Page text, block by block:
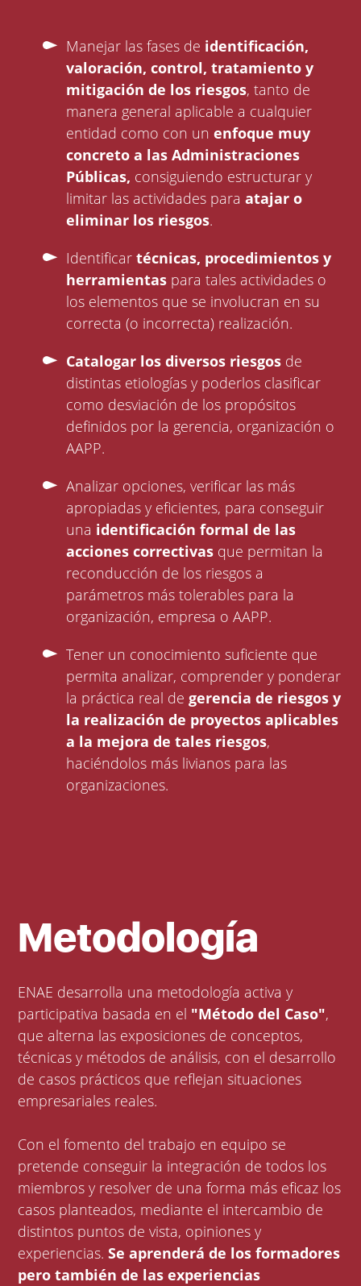
Manejar las fases de identificación,
valoración, control, tratamiento y
mitigación de los riesgos, tanto de
manera general aplicable a cualquier
entidad como con unenfoque muy
concreto a las Administraciones
Públicas, consiguiendo estructurar y
limitar las actividades paraatajar o
eliminar los riesgos.
Identificartécnicas, procedimientos y
herramientas para tales actividades o
los elementos que se involucran en su
correcta (o incorrecta) realización.
Catalogar los diversos riesgos de
distintas etiologías y poderlos clasificar
como desviación de los propósitos
definidos por la gerencia, organización o
AAPP.
Analizar opciones, verificar las más
apropiadas y eficientes, para conseguir
una identificación formal de las
acciones correctivas que permitan la
reconducción de los riesgos a
parámetros más tolerables para la
organización, empresa o AAPP.
Tener un conocimiento suficiente que
permita analizar, comprender y ponderar
la práctica real degerencia de riesgos y
la realización de proyectos aplicables
a la mejora de tales riesgos,
haciéndolos más livianos para las
organizaciones.
Metodología
ENAE desarrolla una metodología activa y
participativa basada en el "Método del Caso",
que alterna las exposiciones de conceptos,
técnicas y métodos de análisis, con el desarrollo
de casos prácticos que reflejan situaciones
empresariales reales.
Con el fomento del trabajo en equipo se
pretende conseguir la integración de todos los
miembros y resolver de una forma más eficaz los
casos planteados, mediante el intercambio de
distintos puntos de vista, opiniones y
experiencias.Se aprenderá de los formadores
pero también de las experiencias